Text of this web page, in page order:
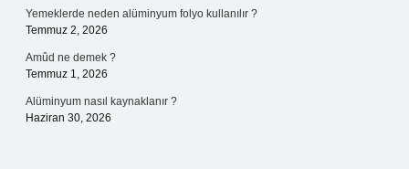
Yemeklerde neden alüminyum folyo kullanılır ?
Temmuz 2, 2026
Amûd ne demek ?
Temmuz 1, 2026
Alüminyum nasıl kaynaklanır ?
Haziran 30, 2026